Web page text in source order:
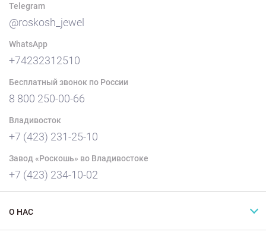
Telegram
@roskosh_jewel
WhatsApp
+74232312510
Бесплатный звонок по России
8 800 250-00-66
Владивосток
+7 (423) 231-25-10
Завод «Роскошь» во Владивостоке
+7 (423) 234-10-02
О НАС